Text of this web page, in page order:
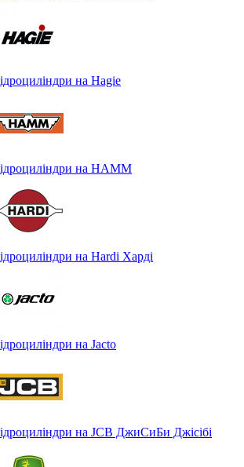
на Hagie
на HAMM
на Hardi Харді
на Jacto
на JCB ДжиСиБи Джісібі